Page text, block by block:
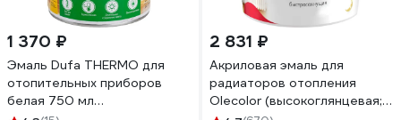
1 370 ₽
Эмаль Dufa THERMO для
отопительных приборов
белая 750 мл
2 831 ₽
Акриловая эмаль для
радиаторов отопления
Olecolor (высокоглянцевая;